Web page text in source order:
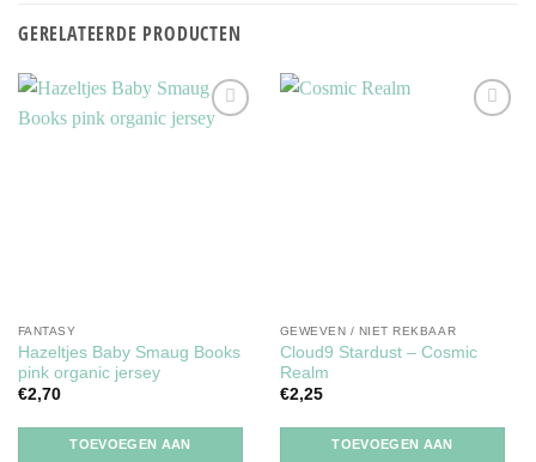
GERELATEERDE PRODUCTEN
FANTASY
Hazeltjes Baby Smaug Books
pink organic jersey
€2,70
TOEVOEGEN AAN
GEWEVEN / NIET REKBAAR
Cloud9 Stardust – Cosmic
Realm
€2,25
TOEVOEGEN AAN